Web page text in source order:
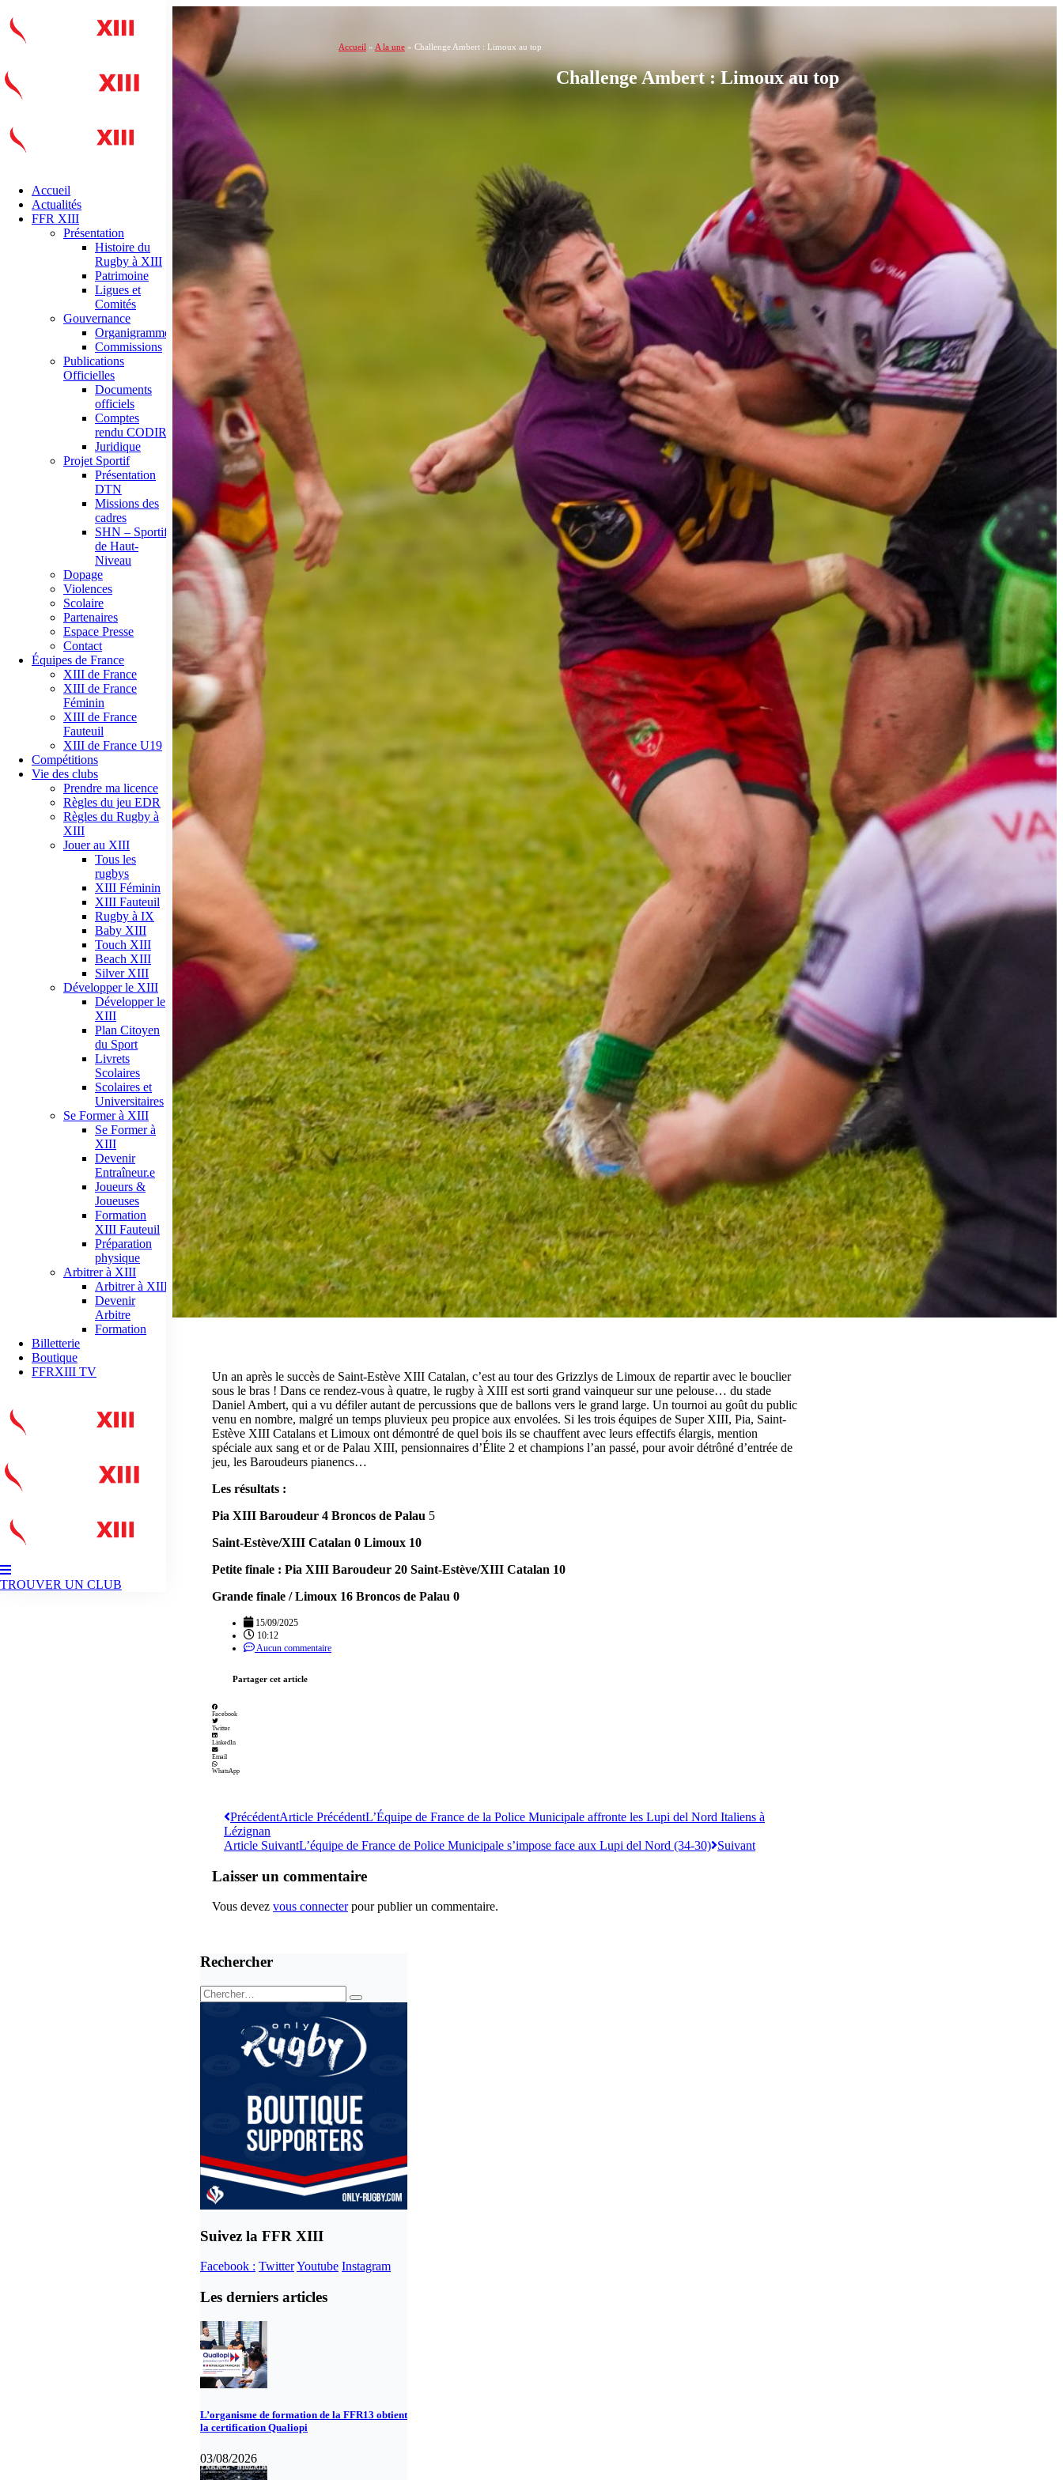
Accueil
Actualités
FFR XIII
Présentation
Histoire du
Rugby à XIII
Patrimoine
Ligues et
Comités
Gouvernance
Organigramme
Commissions
Publications
Officielles
Documents
officiels
Comptes
rendu CODIR
Juridique
Projet Sportif
Présentation
DTN
Missions des
cadres
SHN – Sportif
de Haut-
Niveau
Dopage
Violences
Scolaire
Partenaires
Espace Presse
Contact
Équipes de France
XIII de France
XIII de France
Féminin
XIII de France
Fauteuil
XIII de France U19
Compétitions
Vie des clubs
Prendre ma licence
Règles du jeu EDR
Règles du Rugby à
XIII
Jouer au XIII
Tous les
rugbys
XIII Féminin
XIII Fauteuil
Rugby à IX
Baby XIII
Touch XIII
Beach XIII
Silver XIII
Développer le XIII
Développer le
XIII
Plan Citoyen
du Sport
Livrets
Scolaires
Scolaires et
Universitaires
Se Former à XIII
Se Former à
XIII
Devenir
Entraîneur.e
Joueurs &
Joueuses
Formation
XIII Fauteuil
Préparation
physique
Arbitrer à XIII
Arbitrer à XIII
Devenir
Arbitre
Formation
Billetterie
Boutique
FFRXIII TV
TROUVER UN CLUB
Accueil » A la une » Challenge Ambert : Limoux au top
Challenge Ambert : Limoux au top
Un an après le succès de Saint-Estève XIII Catalan, c’est au tour des Grizzlys de Limoux de repartir avec le bouclier
sous le bras ! Dans ce rendez-vous à quatre, le rugby à XIII est sorti grand vainqueur sur une pelouse… du stade
Daniel Ambert, qui a vu défiler autant de percussions que de ballons vers le grand large. Un tournoi au goût du public
venu en nombre, malgré un temps pluvieux peu propice aux envolées. Si les trois équipes de Super XIII, Pia, Saint-
Estève XIII Catalans et Limoux ont démontré de quel bois ils se chauffent avec leurs effectifs élargis, mention
spéciale aux sang et or de Palau XIII, pensionnaires d’Élite 2 et champions l’an passé, pour avoir détrôné d’entrée de
jeu, les Baroudeurs pianencs…
Les résultats :
Pia XIII Baroudeur 4 Broncos de Palau 5
Saint-Estève/XIII Catalan 0 Limoux 10
Petite finale : Pia XIII Baroudeur 20 Saint-Estève/XIII Catalan 10
Grande finale / Limoux 16 Broncos de Palau 0
15/09/2025
10:12
Aucun commentaire
Partager cet article
Facebook
Twitter
LinkedIn
Email
WhatsApp
PrécédentArticle PrécédentL’Équipe de France de la Police Municipale affronte les Lupi del Nord Italiens à
Lézignan
Article SuivantL’équipe de France de Police Municipale s’impose face aux Lupi del Nord (34-30) Suivant
Laisser un commentaire
Vous devez vous connecterpour publier un commentaire.
Rechercher
Suivez la FFR XIII
Facebook : TwitterYoutube Instagram
Les derniers articles
L’organisme de formation de la FFR13 obtient
la certification Qualiopi
03/08/2026